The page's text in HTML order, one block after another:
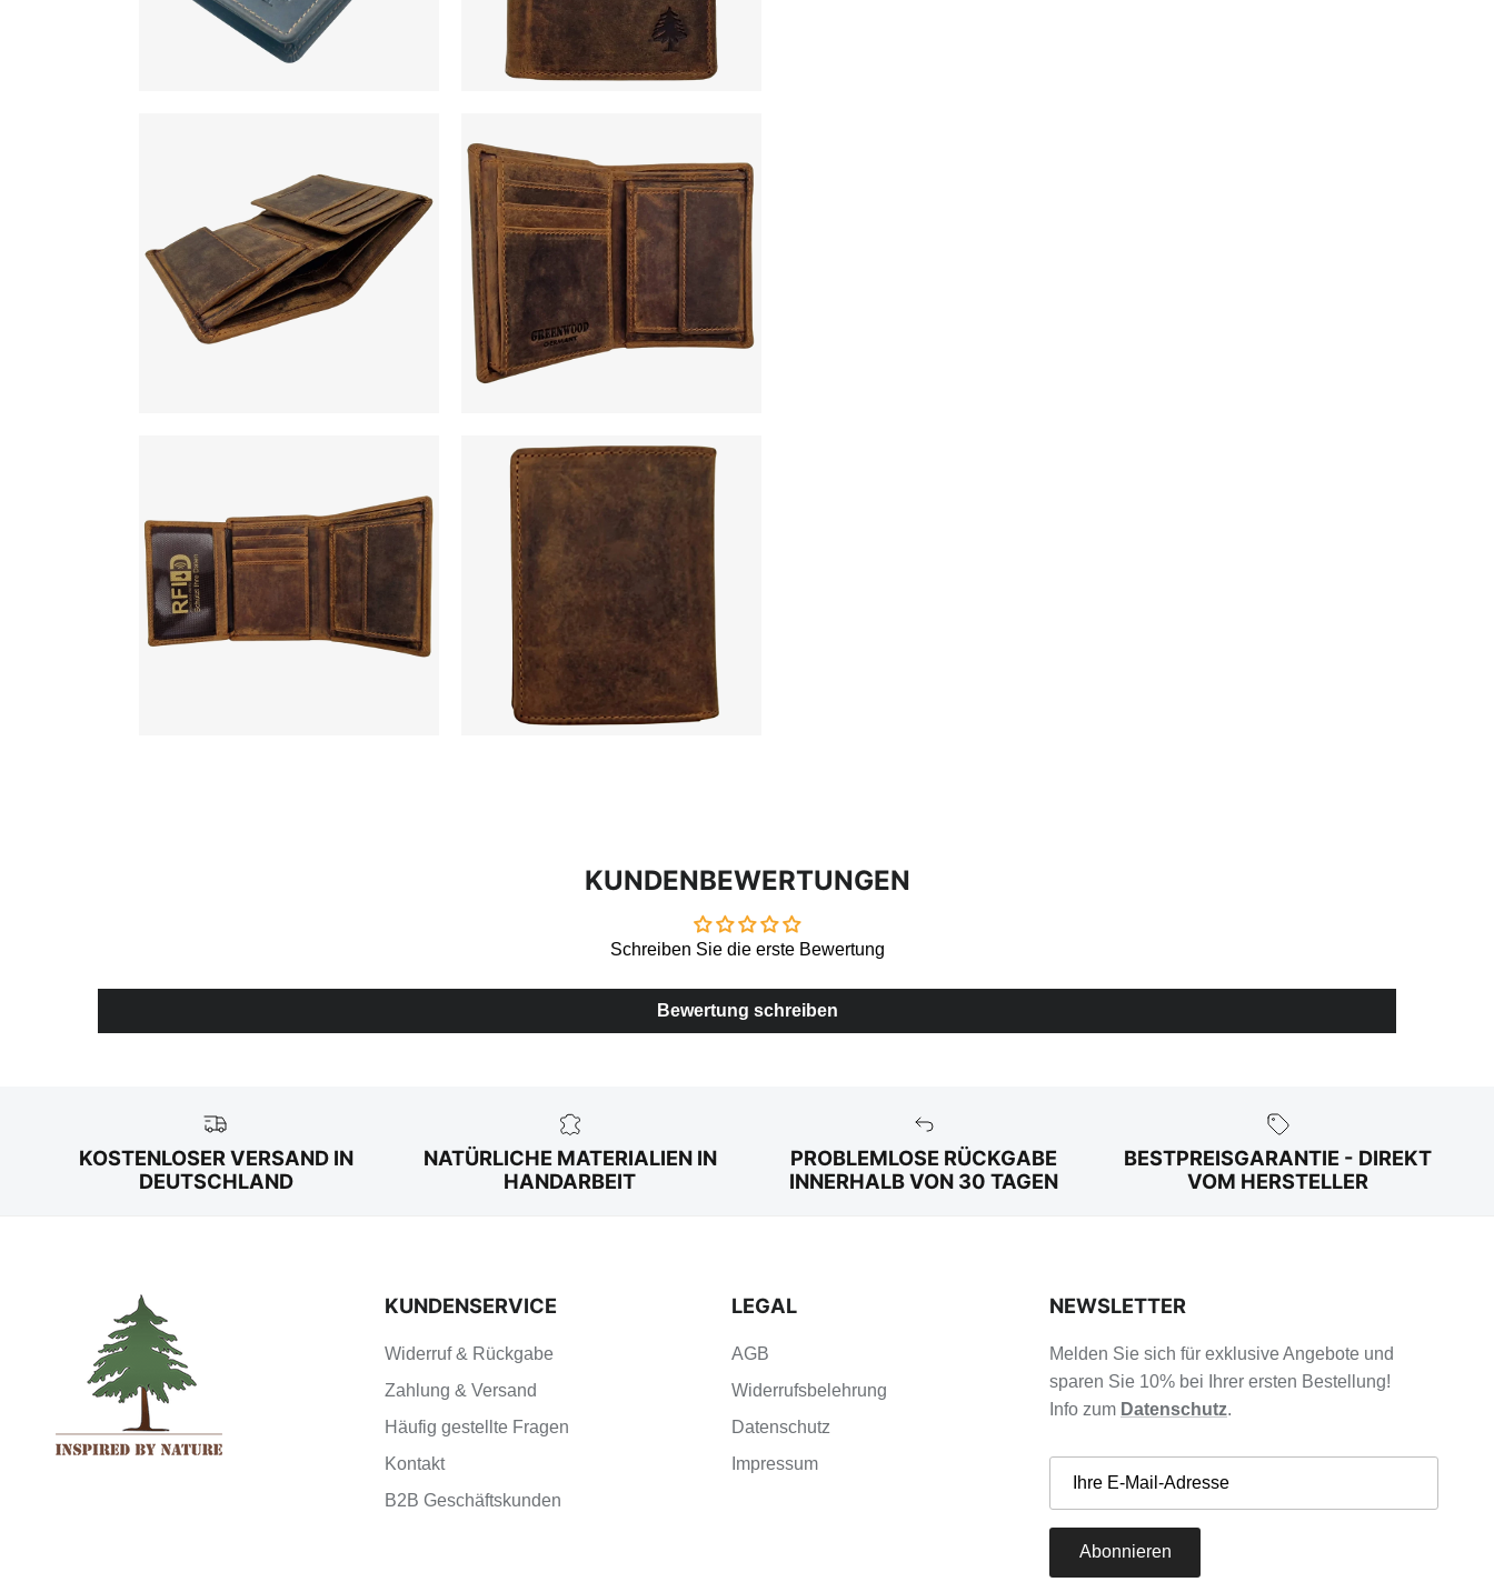
KUNDENBEWERTUNGEN
Schreiben Sie die erste Bewertung
Bewertung schreiben
KOSTENLOSER VERSAND IN
DEUTSCHLAND
NATÜRLICHE MATERIALIEN IN
HANDARBEIT
PROBLEMLOSE RÜCKGABE
INNERHALB VON 30 TAGEN
BESTPREISGARANTIE - DIREKT
VOM HERSTELLER
KUNDENSERVICE
Widerruf & Rückgabe
Zahlung & Versand
Häufig gestellte Fragen
Kontakt
B2B Geschäftskunden
LEGAL
AGB
Widerrufsbelehrung
Datenschutz
Impressum
NEWSLETTER
Melden Sie sich für exklusive Angebote und
sparen Sie 10% bei Ihrer ersten Bestellung!
Info zum Datenschutz.
Abonnieren